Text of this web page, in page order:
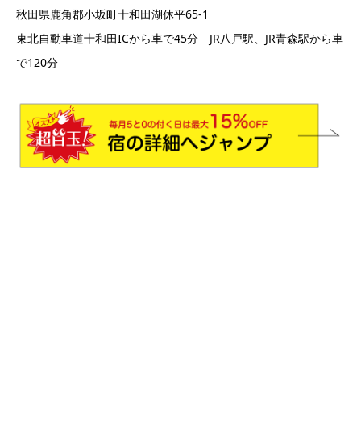
秋田県鹿角郡小坂町十和田湖休平65-1
東北自動車道十和田ICから車で45分 JR八戸駅、JR青森駅から車
で120分